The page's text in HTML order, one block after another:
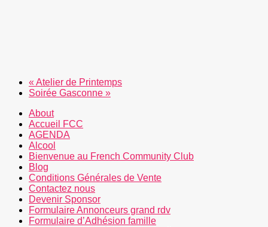
« Atelier de Printemps
Soirée Gasconne »
About
Accueil FCC
AGENDA
Alcool
Bienvenue au French Community Club
Blog
Conditions Générales de Vente
Contactez nous
Devenir Sponsor
Formulaire Annonceurs grand rdv
Formulaire d’Adhésion famille